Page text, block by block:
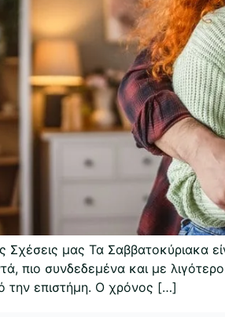
μας Τα Σαββατοκύριακα
πιο συνδεδεμένα και με
την επιστήμη. Ο χρόνος […]